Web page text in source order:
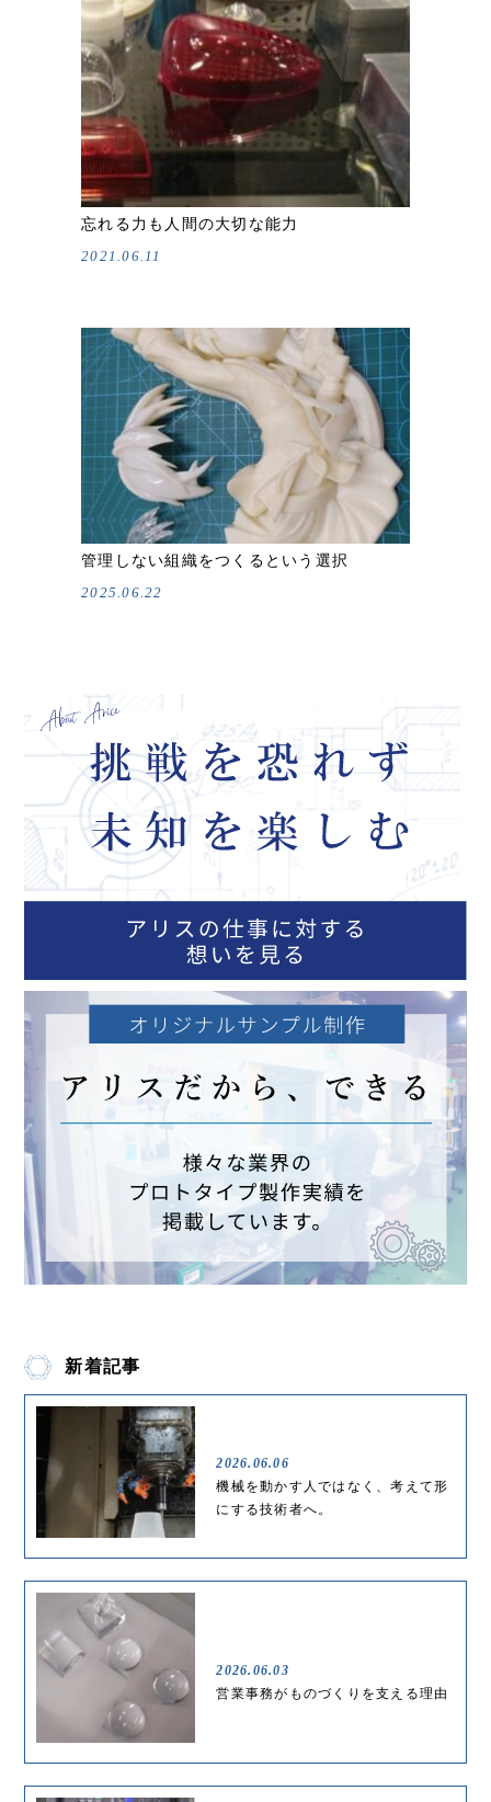
忘れる力も人間の大切な能力
2021.06.11
管理しない組織をつくるという選択
2025.06.22
新着記事
2026.06.06
機械を動かす人ではなく、考えて形
にする技術者へ。
2026.06.03
営業事務がものづくりを支える理由